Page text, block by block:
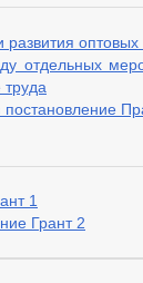
отдельных
1
Грант 2